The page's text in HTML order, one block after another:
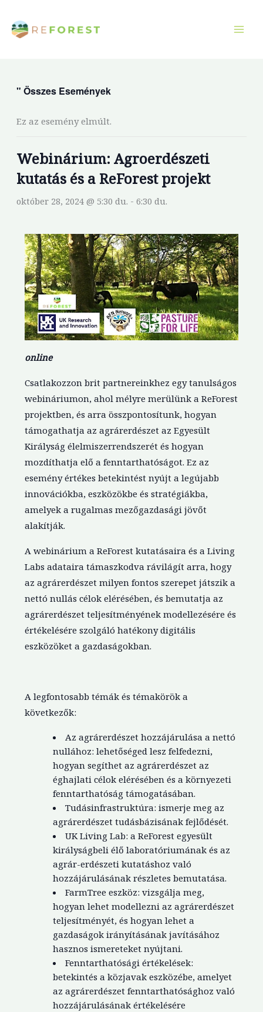
tartalomra
" Összes Események
Ez az esemény elmúlt.
Webinárium: Agroerdészeti
kutatás és a ReForest projekt
október 28, 2024 @ 5:30 du. - 6:30 du.
online
Csatlakozzon brit partnereinkhez egy tanulságos
webináriumon, ahol mélyre merülünk a ReForest
projektben, és arra összpontosítunk, hogyan
támogathatja az agrárerdészet az Egyesült
Királyság élelmiszerrendszerét és hogyan
mozdíthatja elő a fenntarthatóságot. Ez az
esemény értékes betekintést nyújt a legújabb
innovációkba, eszközökbe és stratégiákba,
amelyek a rugalmas mezőgazdasági jövőt
alakítják.
A webinárium a ReForest kutatásaira és a Living
Labs adataira támaszkodva rávilágít arra, hogy
az agrárerdészet milyen fontos szerepet játszik a
nettó nullás célok elérésében, és bemutatja az
agrárerdészet teljesítményének modellezésére és
értékelésére szolgáló hatékony digitális
eszközöket a gazdaságokban.
A legfontosabb témák és témakörök a
következők:
Az agrárerdészet hozzájárulása a nettó
nullához: lehetőséged lesz felfedezni,
hogyan segíthet az agrárerdészet az
éghajlati célok elérésében és a környezeti
fenntarthatóság támogatásában.
Tudásinfrastruktúra: ismerje meg az
agrárerdészet tudásbázisának fejlődését.
UK Living Lab: a ReForest egyesült
királyságbeli élő laboratóriumának és az
agrár-erdészeti kutatáshoz való
hozzájárulásának részletes bemutatása.
FarmTree eszköz: vizsgálja meg,
hogyan lehet modellezni az agrárerdészet
teljesítményét, és hogyan lehet a
gazdaságok irányításának javításához
hasznos ismereteket nyújtani.
Fenntarthatósági értékelések:
betekintés a közjavak eszközébe, amelyet
az agrárerdészet fenntarthatósághoz való
hozzájárulásának értékelésére